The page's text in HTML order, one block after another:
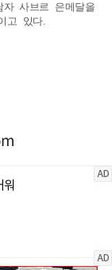
사브르 은메달을
고 있다.